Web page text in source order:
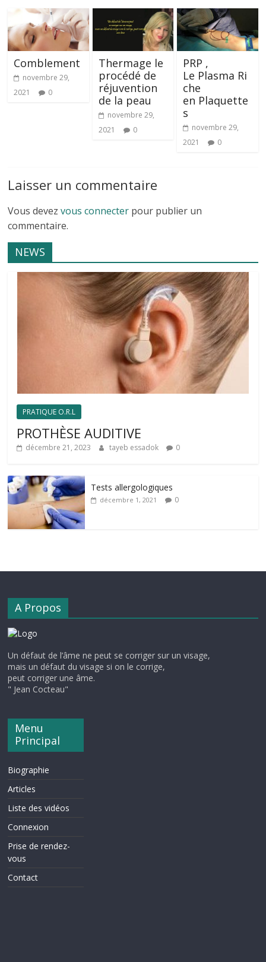
Comblement
novembre 29,
2021
0
Thermage le
procédé de
réjuvention
de la peau
novembre 29,
2021
0
PRP ,
Le Plasma Ri
che
en Plaquette
s
novembre 29,
2021
0
Laisser un commentaire
Vous devezvous connecter pour publier un
commentaire.
NEWS
PRATIQUE O.R.L
PROTHÈSE AUDITIVE
décembre 21, 2023 tayeb essadok 0
Tests allergologiques
décembre 1, 2021 0
A Propos
Un défaut de l’âme ne peut se corriger sur un visage,
mais un défaut du visage si on le corrige,
peut corriger une âme.
" Jean Cocteau"
Menu
Principal
Biographie
Articles
Liste des vidéos
Connexion
Prise de rendez-
vous
Contact